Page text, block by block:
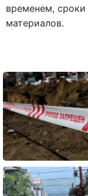
временем, сроки
материалов.